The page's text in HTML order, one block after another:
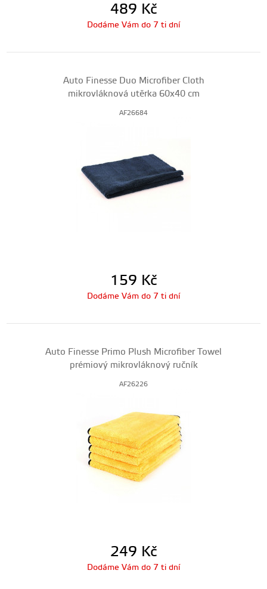
489 Kč
Dodáme Vám do 7 ti dní
Auto Finesse Duo Microfiber Cloth
mikrovláknová utěrka 60x40 cm
AF26684
159 Kč
Dodáme Vám do 7 ti dní
Auto Finesse Primo Plush Microfiber Towel
prémiový mikrovláknový ručník
AF26226
249 Kč
Dodáme Vám do 7 ti dní